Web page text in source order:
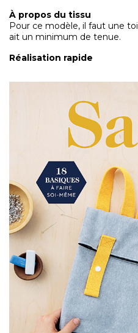
À propos du tissu
Pour ce modèle, il faut une
ait un minimum de tenue.
Réalisation rapide